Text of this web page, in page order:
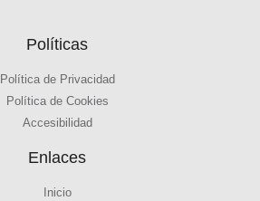
Políticas
Política de Privacidad
Política de Cookies
Accesibilidad
Enlaces
Inicio